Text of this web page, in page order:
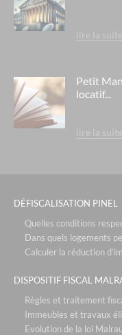
lire la suite
Petit
locatif...
lire la suite
DÉFISCALISATION PINEL
Quelles conditions
Dans quels logements
Calculer la réduction
DISPOSITIF FISCAL
Règles et traitement
Immeubles et travaux
Evolution de la loi